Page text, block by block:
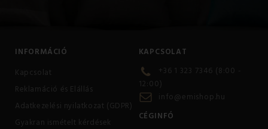
INFORMÁCIÓ
Kapcsolat
Reklamáció és Elállás
Adatkezelési nyilatkozat (GDPR)
Gyakran ismételt kérdések
KAPCSOLAT
+36 1 323 7346 (8:00 -
12:00)
info@emishop.hu
CÉGINFÓ